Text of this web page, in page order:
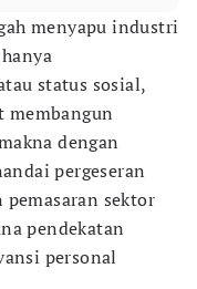
menyapu industri
status sosial,
dengan
pergeseran
sektor
pendekatan
personal